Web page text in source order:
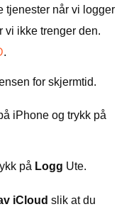
tjenester når vi logger
vi ikke trenger den.
.
for skjermtid.
iPhone og trykk på
på Logg Ute.
iCloud slik at du